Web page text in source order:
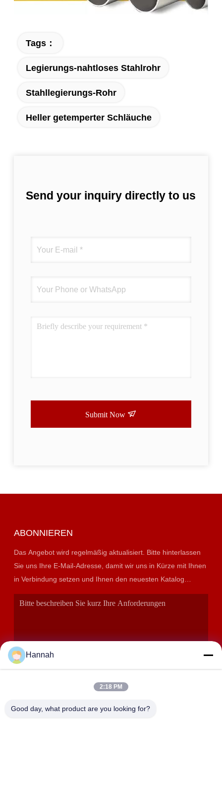
Tags：
Legierungs-nahtloses Stahlrohr
Stahllegierungs-Rohr
Heller getemperter Schläuche
Send your inquiry directly to us
Submit Now
ABONNIEREN
Das Angebot wird regelmäßig aktualisiert. Bitte hinterlassen
Sie uns Ihre E-Mail-Adresse, damit wir uns in Kürze mit Ihnen
in Verbindung setzen und Ihnen den neuesten Katalog
präsentieren können.
Hannah
2:18 PM
Good day, what product are you looking for?